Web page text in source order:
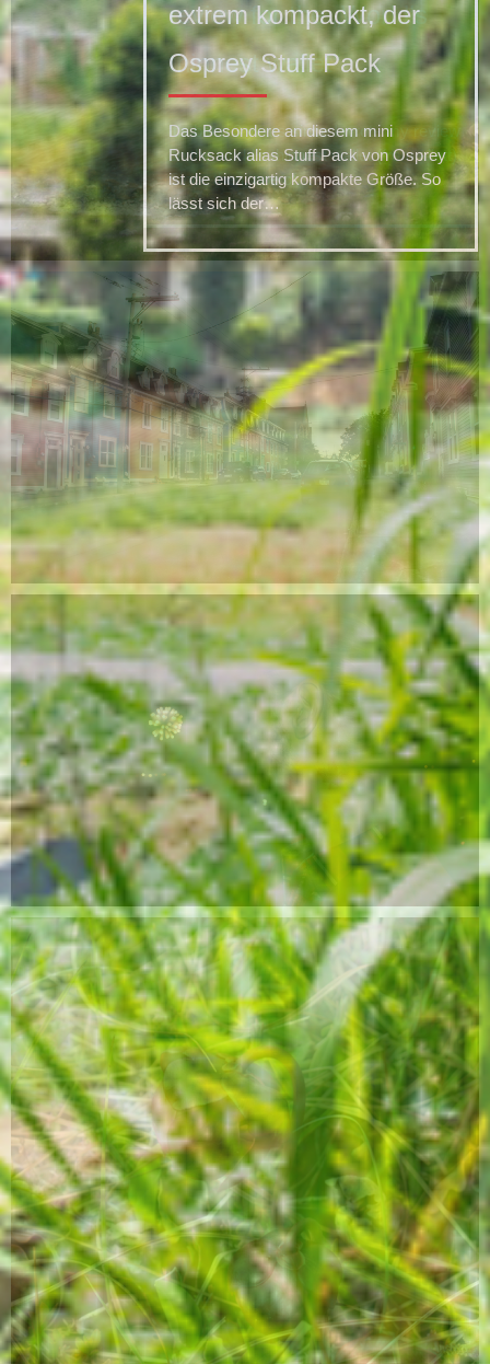
extrem kompackt, der
Osprey Stuff Pack
Das Besondere an diesem mini
Rucksack alias Stuff Pack von Osprey
ist die einzigartig kompakte Größe. So
lässt sich der…